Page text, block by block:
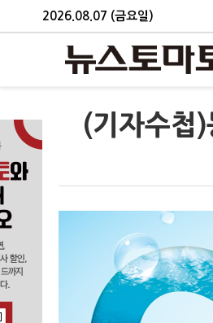
2026.08.07 (금요일)
(기자수첩